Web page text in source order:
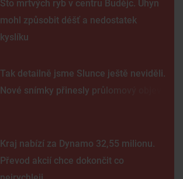
Sto mrtvých ryb v centru Budějc. Úhyn
mohl způsobit déšť a nedostatek
kyslíku
Tak detailně jsme Slunce ještě neviděli.
Nové snímky přinesly průlomový objev
Kraj nabízí za Dynamo 32,55 milionu.
Převod akcií chce dokončit co